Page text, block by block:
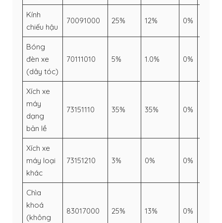
Kính
chiếu hậu
70091000 25% 12% 0%
Bóng
đèn xe
(dây tóc)
70111010 5% 1.0% 0%
Xích xe
máy
dạng
bản lề
73151110 35% 35% 0%
Xích xe
máy loại
khác
73151210 3% 0% 0%
Chìa
khoá
(không
83017000 25% 13% 0%